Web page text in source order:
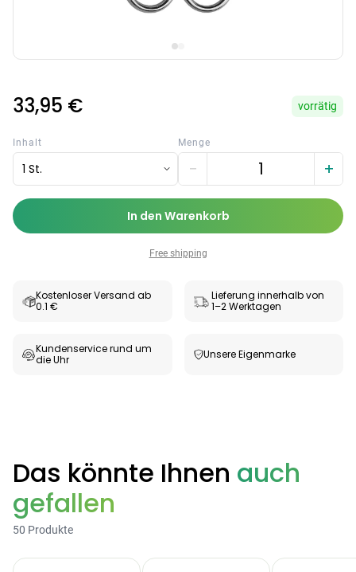
Testzentrum
Gesundheit
33,95 € vorrätig
Inhalt
1 St.
Menge
− +
In den Warenkorb
Free shipping
Kostenloser Versand ab
0.1 €
Lieferung innerhalb von
1–2 Werktagen
Kundenservice rund um
die Uhr
Unsere Eigenmarke
Das könnte Ihnen auch
gefallen
50 Produkte